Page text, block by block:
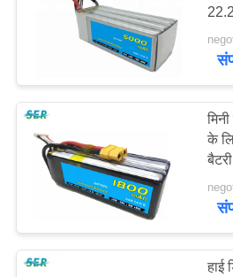
नियंत्रण
हमसे
संपर्क
समाचार
के
हाई